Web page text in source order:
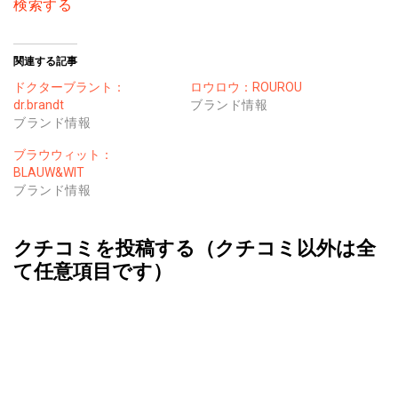
検索する
関連する記事
ドクターブラント：
dr.brandt
ブランド情報
ロウロウ：ROUROU
ブランド情報
ブラウウィット：
BLAUW&WIT
ブランド情報
クチコミを投稿する（クチコミ以外は全
て任意項目です）